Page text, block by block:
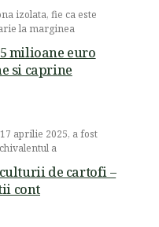
izolata, fie ca este
la marginea
milioane euro
si caprine
aprilie 2025, a fost
a
de cartofi –
cont